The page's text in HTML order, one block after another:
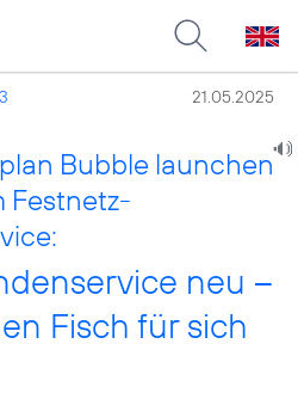
21.05.2025
Bubble launchen
Festnetz-
neu –
Fisch für sich